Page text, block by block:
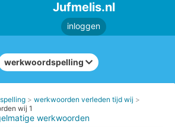
Jufmelis.nl
inloggen
werkwoordspelling
werkwoorden verleden tijd wij
wij 1
werkwoorden